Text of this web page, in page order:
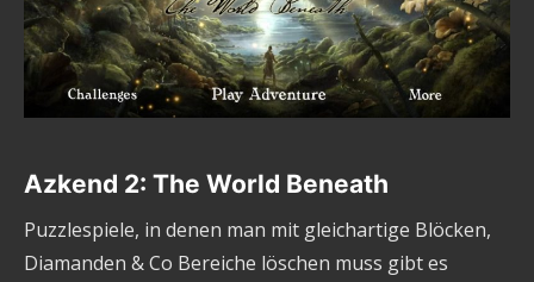
Azkend 2: The World Beneath
Puzzlespiele, in denen man mit gleichartige Blöcken,
Diamanden & Co Bereiche löschen muss gibt es